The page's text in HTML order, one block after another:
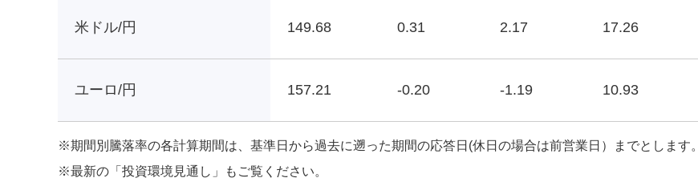
米ドル/円 149.68 0.31 2.17 17.26
ユーロ/円 157.21 -0.20 -1.19 10.93
※期間別騰落率の各計算期間は、基準日から過去に遡った期間の応答日(休日の場合は前営業日）までとします。
※最新の「投資環境見通し」もご覧ください。